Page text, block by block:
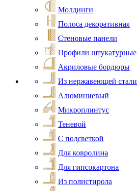
Молдинги
Полоса декоративная
Стеновые панели
Профили штукатурные
Акриловые бордюры
Из нержавеющей стали
Алюминиевый
Микроплинтус
Теневой
С подсветкой
Для ковролина
Для гипсокартона
Из полистирола